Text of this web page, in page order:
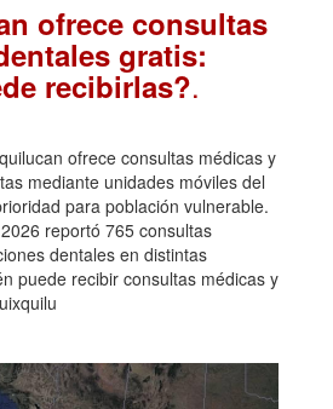
ofrece consultas
gratis:
recibirlas?.
ofrece consultas médicas y
mediante unidades móviles del
para población vulnerable.
reportó 765 consultas
dentales en distintas
puede recibir consultas médicas y